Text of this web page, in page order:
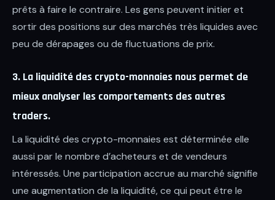
prêts à faire le contraire. Les gens peuvent initier et
sortir des positions sur des marchés très liquides avec
peu de dérapages ou de fluctuations de prix.
3. La liquidité des crypto-monnaies nous permet de
mieux analyser les comportements des autres
traders.
La liquidité des crypto-monnaies est déterminée elle
aussi par le nombre d’acheteurs et de vendeurs
intéressés. Une participation accrue au marché signifie
une augmentation de la liquidité, ce qui peut être le